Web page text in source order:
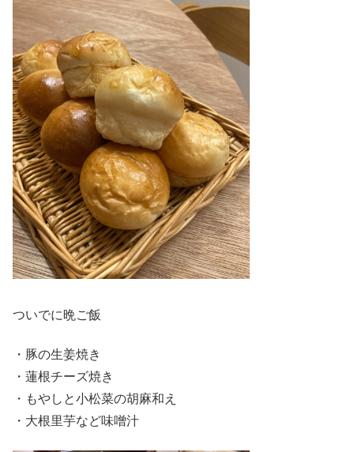
ついでに晩ご飯
・豚の生姜焼き
・蓮根チーズ焼き
・もやしと小松菜の胡麻和え
・大根里芋など味噌汁